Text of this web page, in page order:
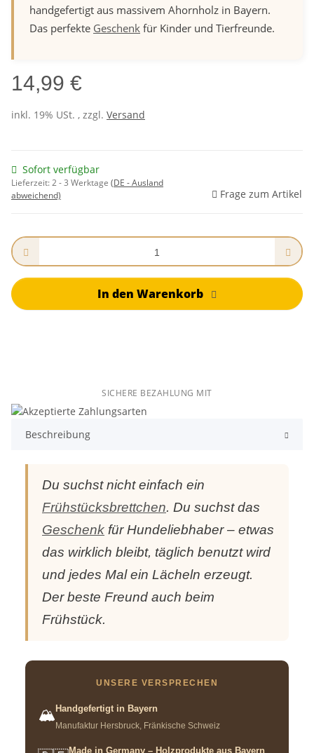
handgefertigt aus massivem Ahornholz in Bayern.
Das perfekte Geschenk für Kinder und Tierfreunde.
14,99 €
inkl. 19% USt. , zzgl. Versand
Sofort verfügbar
Lieferzeit:2 - 3 Werktage (DE - Ausland
abweichend)
Frage zum Artikel
In den Warenkorb
SICHERE BEZAHLUNG MIT
Beschreibung
Du suchst nicht einfach ein
Frühstücksbrettchen. Du suchst das
Geschenk für Hundeliebhaber – etwas
das wirklich bleibt, täglich benutzt wird
und jedes Mal ein Lächeln erzeugt.
Der beste Freund auch beim
Frühstück.
UNSERE VERSPRECHEN
🏔️ Handgefertigt in Bayern
Manufaktur Hersbruck, Fränkische Schweiz
Made in Germany – Holzprodukte aus Bayern